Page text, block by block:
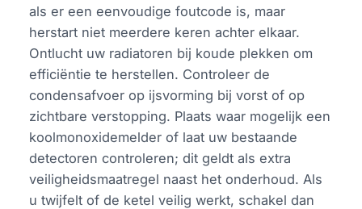
als er een eenvoudige foutcode is, maar
herstart niet meerdere keren achter elkaar.
Ontlucht uw radiatoren bij koude plekken om
efficiëntie te herstellen. Controleer de
condensafvoer op ijsvorming bij vorst of op
zichtbare verstopping. Plaats waar mogelijk een
koolmonoxidemelder of laat uw bestaande
detectoren controleren; dit geldt als extra
veiligheidsmaatregel naast het onderhoud. Als
u twijfelt of de ketel veilig werkt, schakel dan